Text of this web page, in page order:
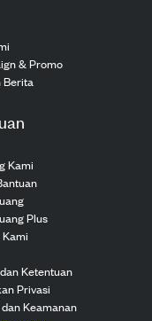
& Promo
Berita
Kami
Plus
Ketentuan
Privasi
Keamanan